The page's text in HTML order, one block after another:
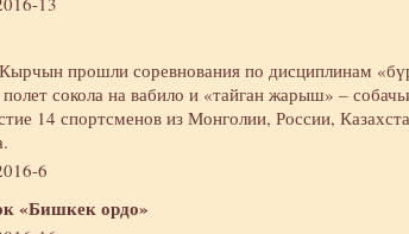
прошли соревнования по дисциплинам
сокола на вабило и «тайган жарыш» –
14 спортсменов из Монголии, России,
«Бишкек ордо»